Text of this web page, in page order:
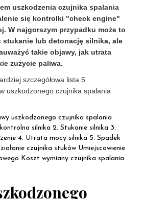
uszkodzenia czujnika spalania
się kontrolki "check engine"
W najgorszym przypadku może to
stukanie lub detonację silnika, ale
takie objawy, jak utrata
zużycie paliwa.
szczegółowa lista 5
uszkodzonego czujnika spalania
uszkodzonego czujnika spalania
silnika 2. Stukanie silnika 3.
4. Utrata mocy silnika 5. Spadek
czujnika stuków Umiejscowienie
Koszt wymiany czujnika spalania